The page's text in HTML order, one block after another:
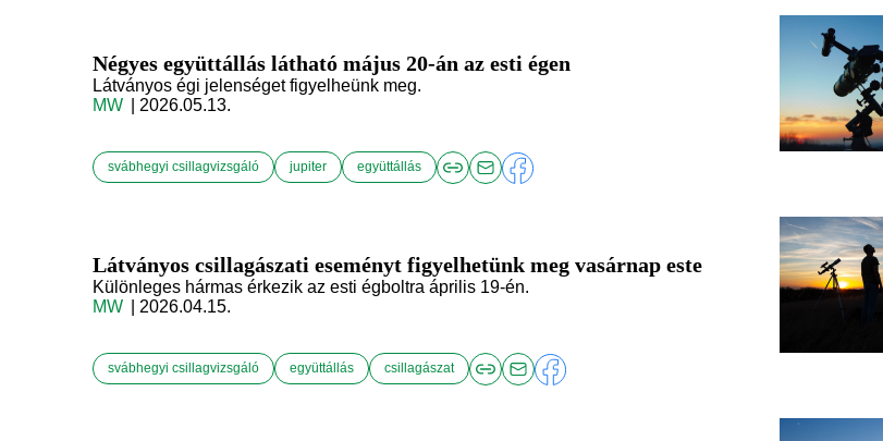
Négyes együttállás látható május 20-án az esti égen
Látványos égi jelenséget figyelheünk meg.
MW
| 2026.05.13.
svábhegyi csillagvizsgáló jupiter együttállás
Látványos csillagászati eseményt figyelhetünk meg vasárnap este
Különleges hármas érkezik az esti égboltra április 19-én.
MW
| 2026.04.15.
svábhegyi csillagvizsgáló együttállás csillagászat